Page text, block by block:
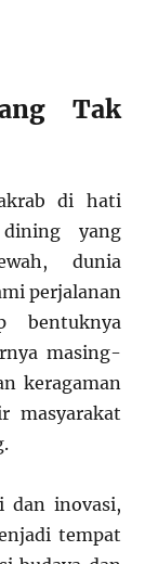
Tak
di hati
yang
dunia
perjalanan
bentuknya
masing-
keragaman
masyarakat
dan inovasi,
tempat